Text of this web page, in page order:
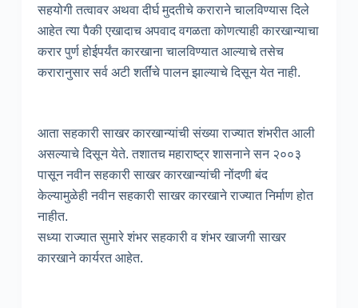
सहयोगी तत्वावर अथवा दीर्घ मुदतीचे कराराने चालविण्यास दिले
आहेत त्या पैकी एखादाच अपवाद वगळता कोणत्याही कारखान्याचा
करार पुर्ण होईपर्यंत कारखाना चालविण्यात आल्याचे तसेच
करारानुसार सर्व अटी शर्तींचे पालन झाल्याचे दिसून येत नाही.
आता सहकारी साखर कारखान्यांची संख्या राज्यात शंभरीत आली
असल्याचे दिसून येते. तशातच महाराष्ट्र शासनाने सन २००३
पासून नवीन सहकारी साखर कारखान्यांची नोंदणी बंद
केल्यामुळेही नवीन सहकारी साखर कारखाने राज्यात निर्माण होत
नाहीत.
सध्या राज्यात सुमारे शंभर सहकारी व शंभर खाजगी साखर
कारखाने कार्यरत आहेत.